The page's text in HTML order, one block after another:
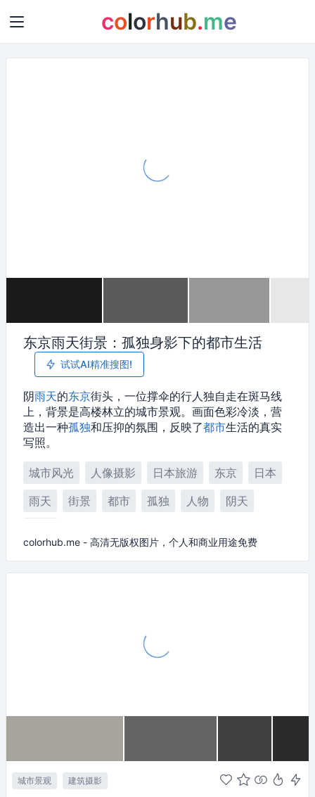
colorhub.me
东京雨天街景：孤独身影下的都市生活
试试AI精准搜图!
阴雨天的东京街头，一位撑伞的行人独自走在斑马线
上，背景是高楼林立的城市景观。画面色彩冷淡，营
造出一种孤独和压抑的氛围，反映了都市生活的真实
写照。
城市风光 人像摄影 日本旅游 东京
日本
雨天
街景 都市 孤独 人物
阴天
colorhub.me - 高清无版权图片，个人和商业用途免费
城市景观 建筑摄影